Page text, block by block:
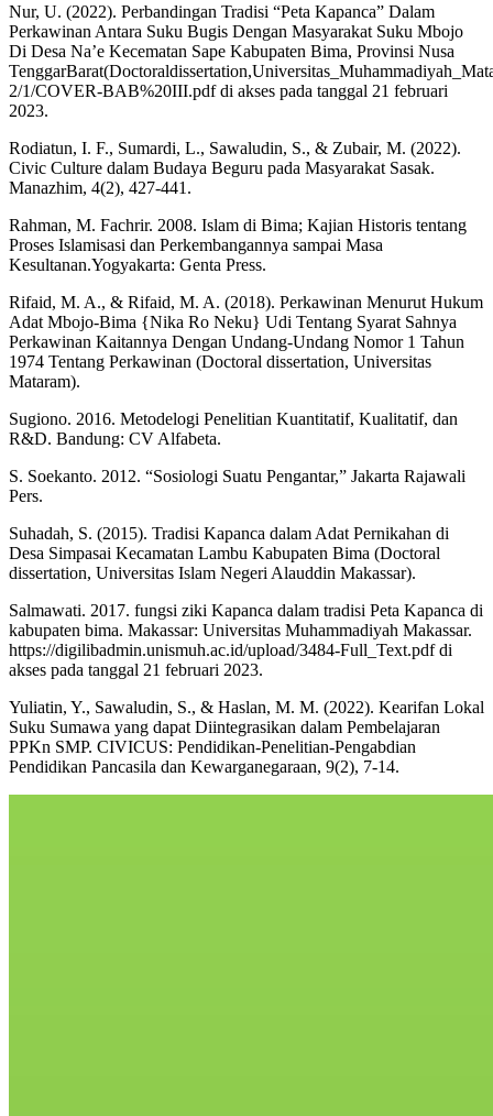
Nur, U. (2022). Perbandingan Tradisi “Peta Kapanca” Dalam
Perkawinan Antara Suku Bugis Dengan Masyarakat Suku Mbojo
Di Desa Na’e Kecematan Sape Kabupaten Bima, Provinsi Nusa
2/1/COVER-BAB%20III.pdf di akses pada tanggal 21 februari
2023.
Rodiatun, I. F., Sumardi, L., Sawaludin, S., & Zubair, M. (2022).
Civic Culture dalam Budaya Beguru pada Masyarakat Sasak.
Manazhim, 4(2), 427-441.
Rahman, M. Fachrir. 2008. Islam di Bima; Kajian Historis tentang
Proses Islamisasi dan Perkembangannya sampai Masa
Kesultanan.Yogyakarta: Genta Press.
Rifaid, M. A., & Rifaid, M. A. (2018). Perkawinan Menurut Hukum
Adat Mbojo-Bima {Nika Ro Neku} Udi Tentang Syarat Sahnya
Perkawinan Kaitannya Dengan Undang-Undang Nomor 1 Tahun
1974 Tentang Perkawinan (Doctoral dissertation, Universitas
Mataram).
Sugiono. 2016. Metodelogi Penelitian Kuantitatif, Kualitatif, dan
R&D. Bandung: CV Alfabeta.
S. Soekanto. 2012. “Sosiologi Suatu Pengantar,” Jakarta Rajawali
Pers.
Suhadah, S. (2015). Tradisi Kapanca dalam Adat Pernikahan di
Desa Simpasai Kecamatan Lambu Kabupaten Bima (Doctoral
dissertation, Universitas Islam Negeri Alauddin Makassar).
Salmawati. 2017. fungsi ziki Kapanca dalam tradisi Peta Kapanca di
kabupaten bima. Makassar: Universitas Muhammadiyah Makassar.
https://digilibadmin.unismuh.ac.id/upload/3484-Full_Text.pdf di
akses pada tanggal 21 februari 2023.
Yuliatin, Y., Sawaludin, S., & Haslan, M. M. (2022). Kearifan Lokal
Suku Sumawa yang dapat Diintegrasikan dalam Pembelajaran
PPKn SMP. CIVICUS: Pendidikan-Penelitian-Pengabdian
Pendidikan Pancasila dan Kewarganegaraan, 9(2), 7-14.